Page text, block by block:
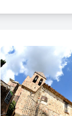
de creixement de la
Laportalada d'accés
les impostes. A
L'església és un
part romànica de